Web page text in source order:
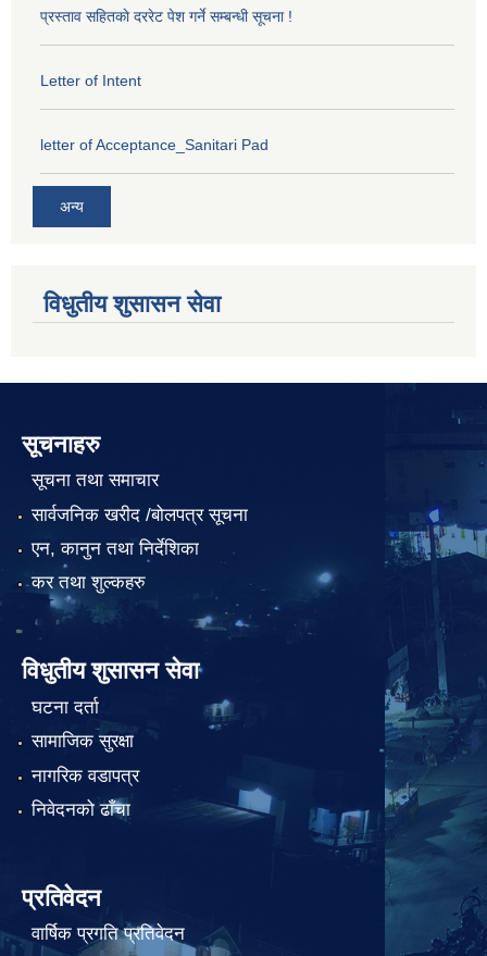
प्रस्ताव सहितकाे दररेट पेश गर्ने सम्बन्धी सूचना !
Letter of Intent
letter of Acceptance_Sanitari Pad
अन्य
विधुतीय शुसासन सेवा
सूचनाहरु
सूचना तथा समाचार
सार्वजनिक खरीद /बोलपत्र सूचना
एन, कानुन तथा निर्देशिका
कर तथा शुल्कहरु
विधुतीय शुसासन सेवा
घटना दर्ता
सामाजिक सुरक्षा
नागरिक वडापत्र
निवेदनको ढाँचा
प्रतिवेदन
वार्षिक प्रगति प्रतिवेदन